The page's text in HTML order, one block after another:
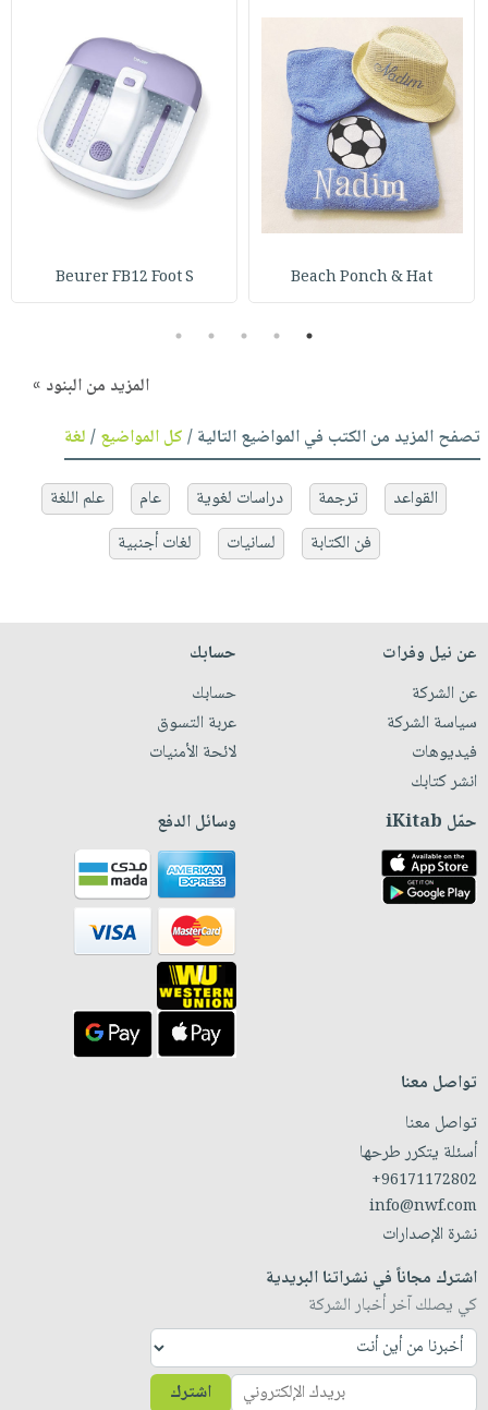
Beach Ponch & Hat
Beurer FB12 Foot S
1
2
3
4
5
المزيد من البنود »
تصفح المزيد من الكتب في المواضيع التالية /كل المواضيع/لغة
القواعد ترجمة دراسات لغوية عام
علم اللغة
فن الكتابة
لسانيات لغات أجنبية
عن نيل وفرات
عن الشركة
سياسة الشركة
فيديوهات
انشر كتابك
حسابك
حسابك
عربة التسوق
لائحة الأمنيات
حمّل iKitab وسائل الدفع
تواصل معنا
تواصل معنا
أسئلة يتكرر طرحها
+96171172802
info@nwf.com
نشرة الإصدارات
اشترك مجاناً في نشراتنا البريدية
كي يصلك آخر أخبار الشركة
اشترك